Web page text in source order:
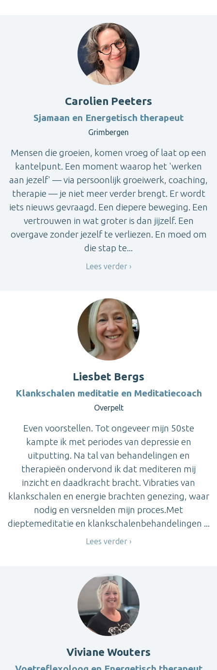
Carolien Peeters
Sjamaan en Energetisch therapeut
Grimbergen
Mensen die groeien, komen vroeg of laat op een
kantelpunt. Een moment waarop het 'werken
aan jezelf' — via persoonlijk groeiwerk, coaching,
therapie — je niet meer verder brengt. Er wordt
iets nieuws gevraagd. Een diepere beweging. Een
vertrouwen in wat groter is dan jijzelf. Een
overgave zonder jezelf te verliezen. En moed om
die stap te...
Lees verder
Liesbet Bergs
Klankschalen meditatie en Meditatiecoach
Overpelt
Even voorstellen. Tot ongeveer mijn 50ste
kampte ik met periodes van depressie en
uitputting. Na tal van behandelingen en
therapieën ondervond ik dat mediteren mij
inzicht en daadkracht bracht. Vibraties van
klankschalen en energie brachten genezing, waar
nodig en versnelden mijn proces.Met
dieptemeditatie en klankschalenbehandelingen ...
Lees verder
Viviane Wouters